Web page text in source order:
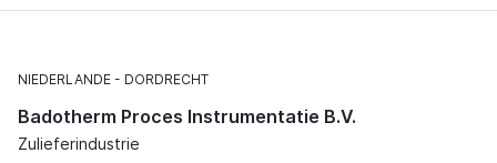
NIEDERLANDE DORDRECHT
Badotherm Proces Instrumentatie B.V.
Zulieferindustrie